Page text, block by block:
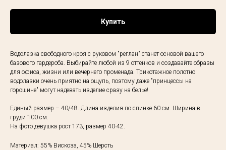
Купить
Водолазка свободного кроя с руковом "реглан" станет основой вашего
базового гардероба. Выбирайте любой из 9 оттенков и создавайте образы
для офиса, жизни или вечернего променада. Трикотажное полотно
водолазки очень приятно на ощупь, поэтому даже "принцессы на
горошине" могут надевать изделие сразу на белье!
Единый размер – 40/48. Длина изделия по спинке 60 см. Ширина в
груди 100 см.
На фото девушка рост 173, размер 40-42.
Материал: 55% Вискоза, 45% Шерсть